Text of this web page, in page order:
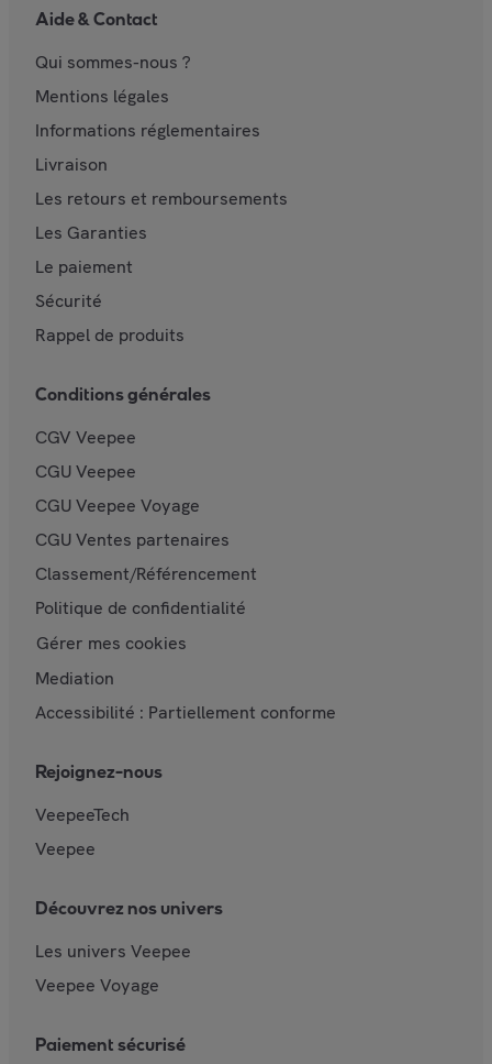
Aide & Contact
Qui sommes-nous ?
Mentions légales
Informations réglementaires
Livraison
Les retours et remboursements
Les Garanties
Le paiement
Sécurité
Rappel de produits
Conditions générales
CGV Veepee
CGU Veepee
CGU Veepee Voyage
CGU Ventes partenaires
Classement/Référencement
Politique de confidentialité
Gérer mes cookies
Mediation
Accessibilité : Partiellement conforme
Rejoignez-nous
VeepeeTech
Veepee
Découvrez nos univers
Les univers Veepee
Veepee Voyage
Paiement sécurisé